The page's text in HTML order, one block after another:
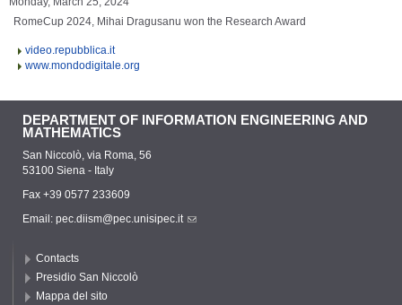
RomeCup 2024, Mihai Dragusanu won the Research Award
video.repubblica.it
www.mondodigitale.org
DEPARTMENT OF INFORMATION ENGINEERING AND
MATHEMATICS
San Niccolò, via Roma, 56
53100 Siena - Italy
Fax +39 0577 233609
Email: pec.diism@pec.unisipec.it
Contacts
Presidio San Niccolò
Mappa del sito